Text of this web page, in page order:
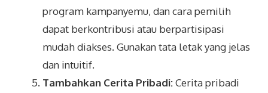
program kampanyemu, dan cara pemilih
dapat berkontribusi atau berpartisipasi
mudah diakses. Gunakan tata letak yang jelas
dan intuitif.
Tambahkan Cerita Pribadi:Cerita pribadi